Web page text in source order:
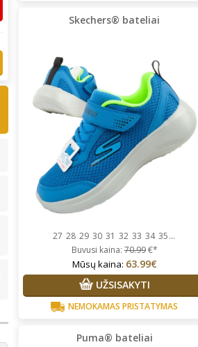
Skechers® bateliai
27 28 29 30 31 32 33 34 35...
Buvusi kaina:70.99€*
Mūsų kaina: 63.99€
UŽSISAKYTI
NEMOKAMAS PRISTATYMAS
Puma® bateliai